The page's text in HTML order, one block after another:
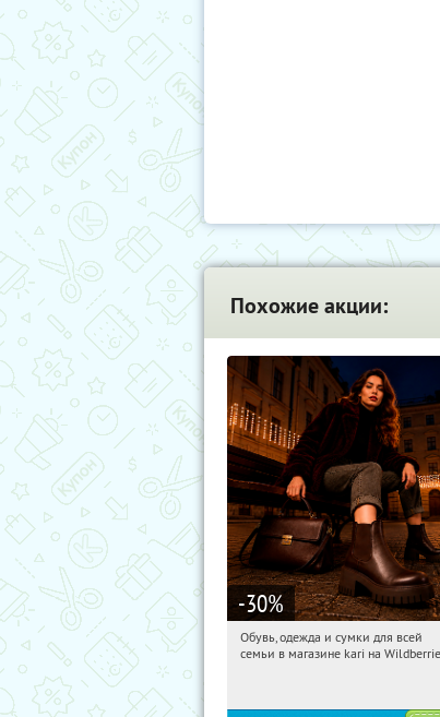
Похожие акции:
-30%
13:23:25 Получили:
Обувь, одежда и сумки для всей
семьи в магазине kari на